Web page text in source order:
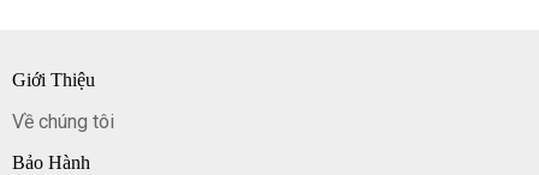
Giới Thiệu
Về chúng tôi
Bảo Hành